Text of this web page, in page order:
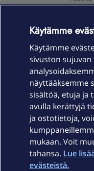
Laitteet & liittymät
Palvelut
Ajankohtaista
Käytämme
Käytämme
sivuston
näyttääksemme
sisältöä, etuja ja
avulla kerättyjä
ja ostotietoja,
mukaan. Voit
tahansa. Lue
evästeistä.